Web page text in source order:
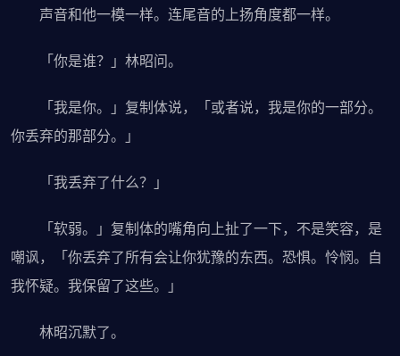
声音和他一模一样。连尾音的上扬角度都一样。
「你是谁？」林昭问。
「我是你。」复制体说，「或者说，我是你的一部分。
你丢弃的那部分。」
「我丢弃了什么？」
「软弱。」复制体的嘴角向上扯了一下，不是笑容，是
嘲讽，「你丢弃了所有会让你犹豫的东西。恐惧。怜悯。自
我怀疑。我保留了这些。」
林昭沉默了。